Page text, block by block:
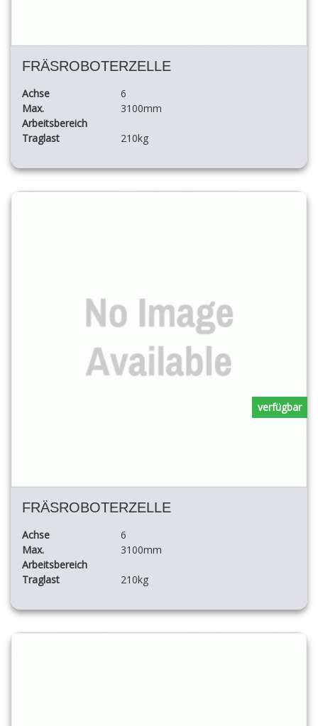
FRÄSROBOTERZELLE
Achse
6
Max.
Arbeitsbereich
3100mm
Traglast 210kg
FRÄSROBOTERZELLE
Achse
6
Max.
Arbeitsbereich
3100mm
Traglast 210kg
verfügbar